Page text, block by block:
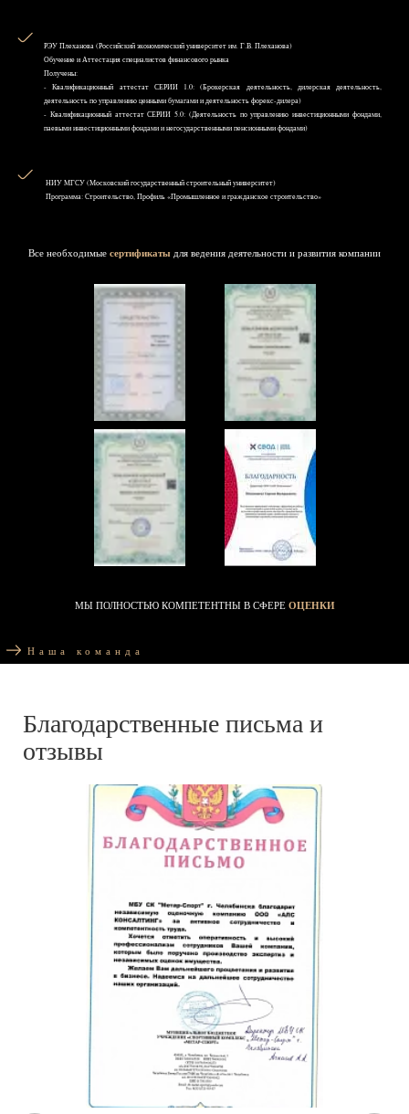
РЭУ Плеханова (Российский экономический университет им. Г.В. Плеханова)
Обучение и Аттестация специалистов финансового рынка
Получены:
- Квалификационный аттестат СЕРИИ 1.0: (Брокерская деятельность, дилерская деятельность,
деятельность по управлению ценными бумагами и деятельность форекс-дилера)
- Квалификационный аттестат СЕРИИ 5.0: (Деятельность по управлению инвестиционными фондами,
паевыми инвестиционными фондами и негосударственными пенсионными фондами)
НИУ MГСУ (Московский государственный строительный университет)
Программа: Строительство, Профиль «Промышленное и гражданское строительство»
Все необходимые сертификаты для ведения деятельности и развития компании
МЫ ПОЛНОСТЬЮ КОМПЕТЕНТНЫ В СФЕРЕ ОЦЕНКИ
Наша команда
Благодарственные письма и
отзывы